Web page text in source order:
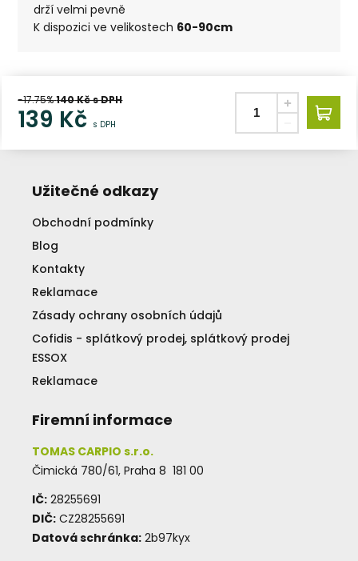
drží velmi pevně
K dispozici ve velikostech 60-90cm
-17.75%140Kč s DPH
139 Kč s DPH
Užitečné odkazy
Obchodní podmínky
Blog
Kontakty
Reklamace
Zásady ochrany osobních údajů
Cofidis - splátkový prodej, splátkový prodej
ESSOX
Reklamace
Firemní informace
TOMAS CARPIO s.r.o.
Čimická 780/61, Praha 8 181 00
IČ: 28255691
DIČ: CZ28255691
Datová schránka: 2b97kyx